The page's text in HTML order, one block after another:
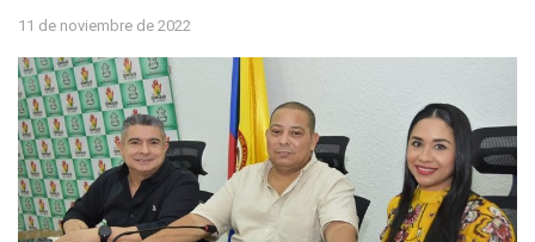
11 de noviembre de 2022